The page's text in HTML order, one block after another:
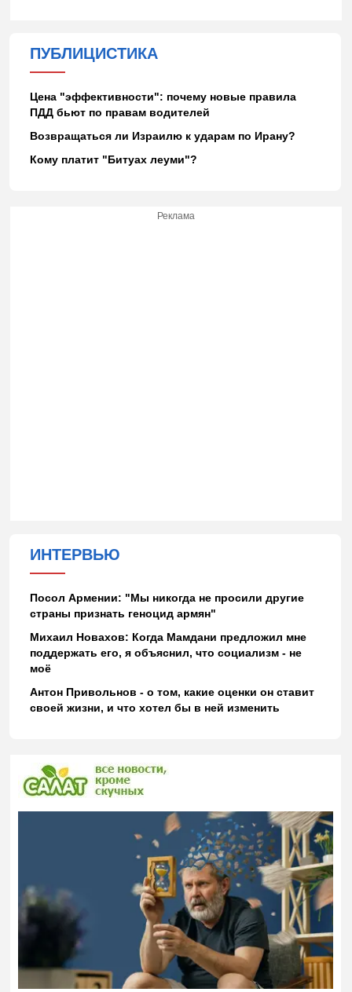
ПУБЛИЦИСТИКА
Цена "эффективности": почему новые правила
ПДД бьют по правам водителей
Возвращаться ли Израилю к ударам по Ирану?
Кому платит "Битуах леуми"?
Реклама
ИНТЕРВЬЮ
Посол Армении: "Мы никогда не просили другие
страны признать геноцид армян"
Михаил Новахов: Когда Мамдани предложил мне
поддержать его, я объяснил, что социализм - не
моё
Антон Привольнов - о том, какие оценки он ставит
своей жизни, и что хотел бы в ней изменить